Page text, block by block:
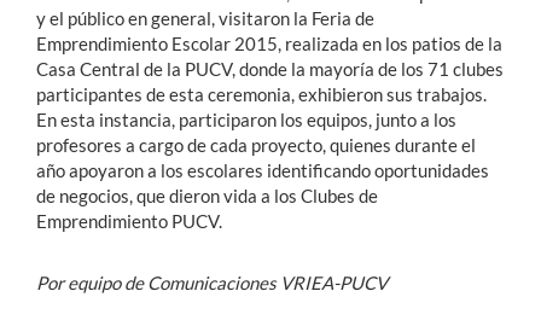
y el público en general, visitaron la Feria de
Emprendimiento Escolar 2015, realizada en los patios de la
Casa Central de la PUCV, donde la mayoría de los 71 clubes
participantes de esta ceremonia, exhibieron sus trabajos.
En esta instancia, participaron los equipos, junto a los
profesores a cargo de cada proyecto, quienes durante el
año apoyaron a los escolares identificando oportunidades
de negocios, que dieron vida a los Clubes de
Emprendimiento PUCV.
Por equipo de Comunicaciones VRIEA-PUCV